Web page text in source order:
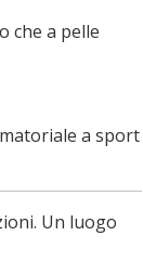
che a pelle
a sport
Un luogo